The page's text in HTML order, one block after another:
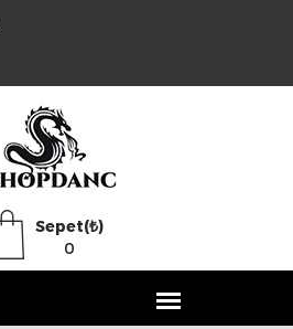
Sepet(₺)
0